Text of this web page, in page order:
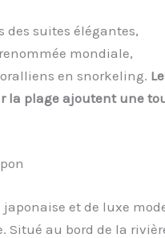
des suites élégantes,
mondiale,
en snorkeling.
la plage ajoutent une
et de luxe
Situé au bord de la